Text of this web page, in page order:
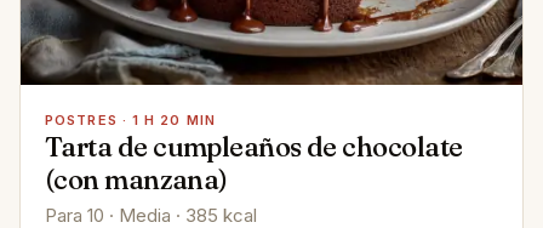
POSTRES · 1 H 20 MIN
Tarta de cumpleaños de chocolate
(con manzana)
Para 10 · Media · 385 kcal